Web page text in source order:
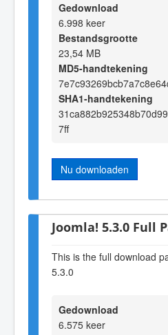
Gedownload
6.998 keer
Bestandsgrootte
23,54 MB
MD5-handtekening
SHA1-handtekening
7ff
Nu downloaden
Joomla! 5.3.0 Full
This is the full download
5.3.0
Gedownload
6.575 keer